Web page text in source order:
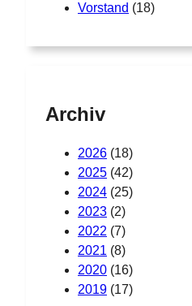
Vorstand (18)
Archiv
2026 (18)
2025 (42)
2024 (25)
2023 (2)
2022 (7)
2021 (8)
2020 (16)
2019 (17)